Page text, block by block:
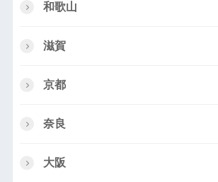
和歌山
滋賀
京都
奈良
大阪